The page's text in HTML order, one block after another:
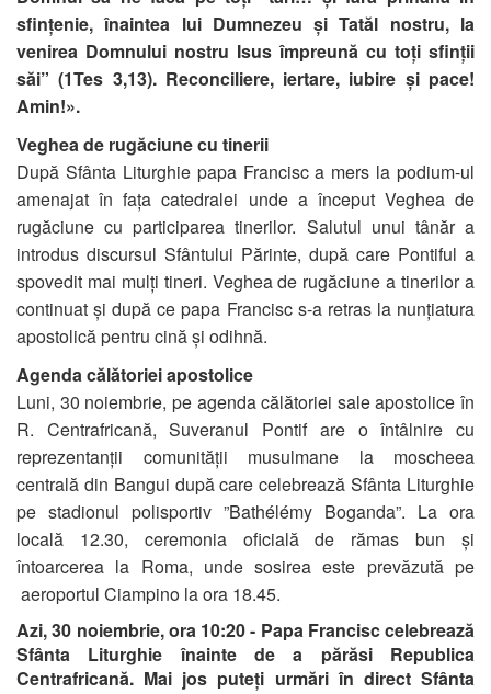
sfințenie, înaintea lui Dumnezeu și Tatăl nostru, la
venirea Domnului nostru Isus împreună cu toți sfinții
săi” (1Tes 3,13). Reconciliere, iertare, iubire și pace!
Amin!».
Veghea de rugăciune cu tinerii
După Sfânta Liturghie papa Francisc a mers la podium-ul
amenajat în fața catedralei unde a început Veghea de
rugăciune cu participarea tinerilor. Salutul unui tânăr a
introdus discursul Sfântului Părinte, după care Pontiful a
spovedit mai mulți tineri. Veghea de rugăciune a tinerilor a
continuat și după ce papa Francisc s-a retras la nunțiatura
apostolică pentru cină și odihnă.
Agenda călătoriei apostolice
Luni, 30 noiembrie, pe agenda călătoriei sale apostolice în
R. Centrafricană, Suveranul Pontif are o întâlnire cu
reprezentanții comunității musulmane la moscheea
centrală din Bangui după care celebrează Sfânta Liturghie
pe stadionul polisportiv ”Bathélémy Boganda”. La ora
locală 12.30, ceremonia oficială de rămas bun și
întoarcerea la Roma, unde sosirea este prevăzută pe
aeroportul Ciampino la ora 18.45.
Azi,30 noiembrie,ora 10:20- Papa Francisccelebrează
Sfânta Liturghie înainte de a părăsi Republica
Centrafricană. Mai jos puteți urmări în direct Sfânta